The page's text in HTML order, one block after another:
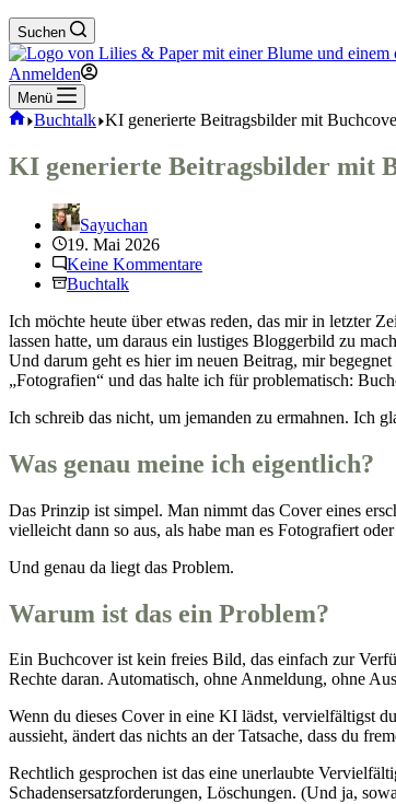
Suchen
Anmelden
Menü
Start
Buchtalk KI generierte Beitragsbilder mit
KI generierte Beitragsbilder mit
Sayuchan
19. Mai 2026
Keine Kommentare
Buchtalk
Ich möchte heute über etwas reden, das mir in letzter
lassen hatte, um daraus ein lustiges Bloggerbild zu
Und darum geht es hier im neuen Beitrag, mir
„Fotografien“ und das halte ich für problematisch:
Ich schreib das nicht, um jemanden zu ermahnen. Ich
Was genau meine ich eigentlich?
Das Prinzip ist simpel. Man nimmt das Cover eines
vielleicht dann so aus, als habe man es Fotografiert
Und genau da liegt das Problem.
Warum ist das ein Problem?
Ein Buchcover ist kein freies Bild, das einfach zur
Rechte daran. Automatisch, ohne Anmeldung, ohne
Wenn du dieses Cover in eine KI lädst, vervielfältigst
aussieht, ändert das nichts an der Tatsache, dass du
Rechtlich gesprochen ist das eine unerlaubte
Schadensersatzforderungen, Löschungen. (Und ja,